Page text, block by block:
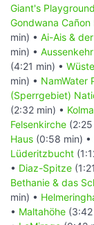
Giant's Playground
Gondwana Cañon
min) • Ai-Ais &
min) • Aussenkehr
(4:21 min) •
min) • NamWater
(Sperrgebiet)
(2:32 min) •
Felsenkirche
Haus (0:58 min) •
Lüderitzbucht
• Diaz-Spitze
Bethanie & das
min) •
• Maltahöhe (3:42